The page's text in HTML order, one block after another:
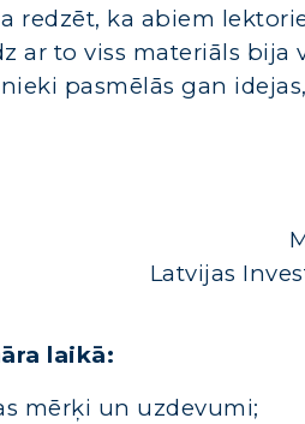
redzēt, ka abiem
ar to viss materiāls bija
pasmēlās gan
Latvijas
laikā:
mērķi un uzdevumi;